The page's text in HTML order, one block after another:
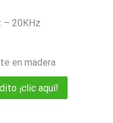
– 20KHz
en madera
¡clic aquí!